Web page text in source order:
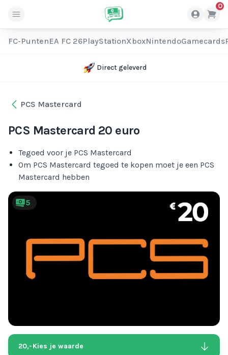
0
FC-PuntenEA FC 26PlayStationXboxNintendoGamecards
Direct geleverd
PCS Mastercard
PCS Mastercard 20 euro
Tegoed voor je PCS Mastercard
Om PCS Mastercard tegoed te kopen moet je een PCS
Mastercard hebben
5
20,-Kies je waarde